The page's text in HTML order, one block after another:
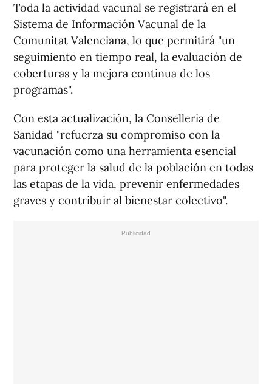
Toda la actividad vacunal se registrará en el
Sistema de Información Vacunal de la
Comunitat Valenciana, lo que permitirá "un
seguimiento en tiempo real, la evaluación de
coberturas y la mejora continua de los
programas".
Con esta actualización, la Conselleria de
Sanidad "refuerza su compromiso con la
vacunación como una herramienta esencial
para proteger la salud de la población en todas
las etapas de la vida, prevenir enfermedades
graves y contribuir al bienestar colectivo".